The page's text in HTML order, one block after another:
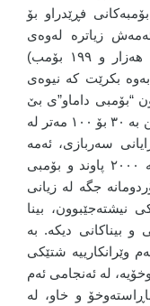
٢٠٢٣ ژمارەی بۆمبەکانی فڕێدراو بۆ
٢٩ هەزار کە ئەمەش زیاترە لەوەی
ئەمریکا لە ماوەی ساڵێکدا "٢٠٠٣" ٢٩ هەزار و ١٩٩ بۆمب)
بەوە بکرێت کە نیوەی
“بۆمبی داماو”ی بێ
ڕێنمایی بوون، واتە بێ جیاوازین، و دەتوانن بە ٣٠ بۆ ١٠٠ مەتر لە
سەربازی، ئەمە
جگە لە بۆمبی قورس کە کێشیان دەگاتە ٢٠٠٠ پاوند و بۆمبی
جگە لە زیانی
نیشتەجێبوون، بینا
و بیناکانی دیکە. بە
وێرانکارییە شتێکی
لە ئەنجامی ئەم
و خاو، لە